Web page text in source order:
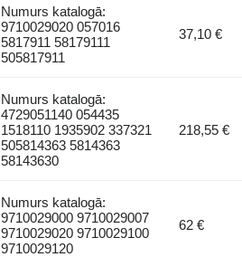
Numurs katalogā:
9710029020 057016
5817911 58179111
505817911
37,10 €
Numurs katalogā:
4729051140 054435
1518110 1935902 337321
505814363 5814363
58143630
218,55 €
Numurs katalogā:
9710029000 9710029007
9710029020 9710029100
9710029120
62 €